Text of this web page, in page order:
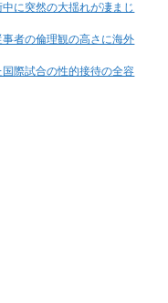
に突然の大揺れが凄まじ
者の倫理観の高さに海外
際試合の性的接待の全容